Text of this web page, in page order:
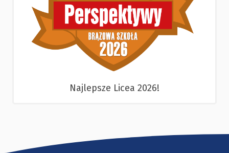
Najlepsze Licea 2026!